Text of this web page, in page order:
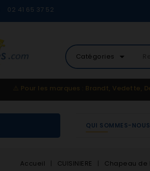
02 41 65 37 52
Catégories arrow_drop_down
⚠️ Pour les marques : Brandt, Vedette,
QUI SOMMES-NOUS
Accueil CUISINIERE Chapeau de